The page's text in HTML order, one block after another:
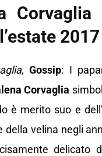
2017
,Gossip: I
Corvaglia
è merito suo e
velina negli
delicato